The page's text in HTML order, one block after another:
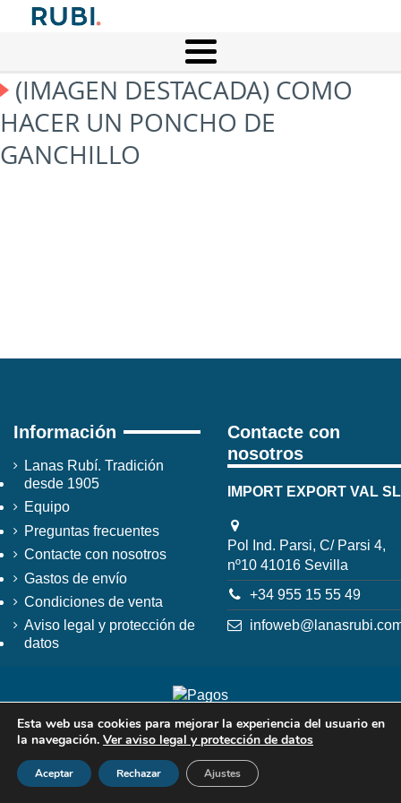
(IMAGEN DESTACADA) COMO
HACER UN PONCHO DE
GANCHILLO
Información
Lanas Rubí. Tradición
desde 1905
Equipo
Preguntas frecuentes
Contacte con nosotros
Gastos de envío
Condiciones de venta
Aviso legal y protección de
datos
Contacte con
nosotros
IMPORT EXPORT VAL SL
Pol Ind. Parsi, C/ Parsi 4,
nº10 41016 Sevilla
+34 955 15 55 49
Esta web usa cookies para mejorar la experiencia del usuario en
la navegación. Ver aviso legal y protección de datos
Aceptar Rechazar Ajustes